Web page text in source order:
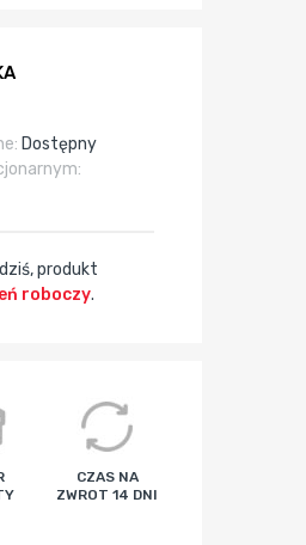
Dostępny
produkt
roboczy.
CZAS NA
ZWROT 14 DNI